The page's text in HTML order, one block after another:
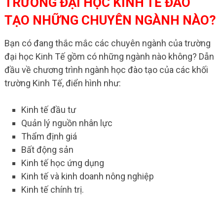
TẠO NHỮNG CHUYÊN NGÀNH NÀO?
Bạn có đang thắc mắc các chuyên ngành của trường
đại học Kinh Tế gồm có những ngành nào không? Dẫn
đầu về chương trình ngành học đào tạo của các khối
trường Kinh Tế, điển hình như:
Kinh tế đầu tư
Quản lý nguồn nhân lực
Thẩm định giá
Bất động sản
Kinh tế học ứng dụng
Kinh tế và kinh doanh nông nghiệp
Kinh tế chính trị.